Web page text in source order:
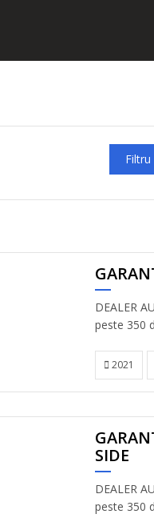
Filtru
DEALER
peste 350
2021
SIDE
DEALER
peste 350